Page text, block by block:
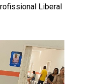
Liberal